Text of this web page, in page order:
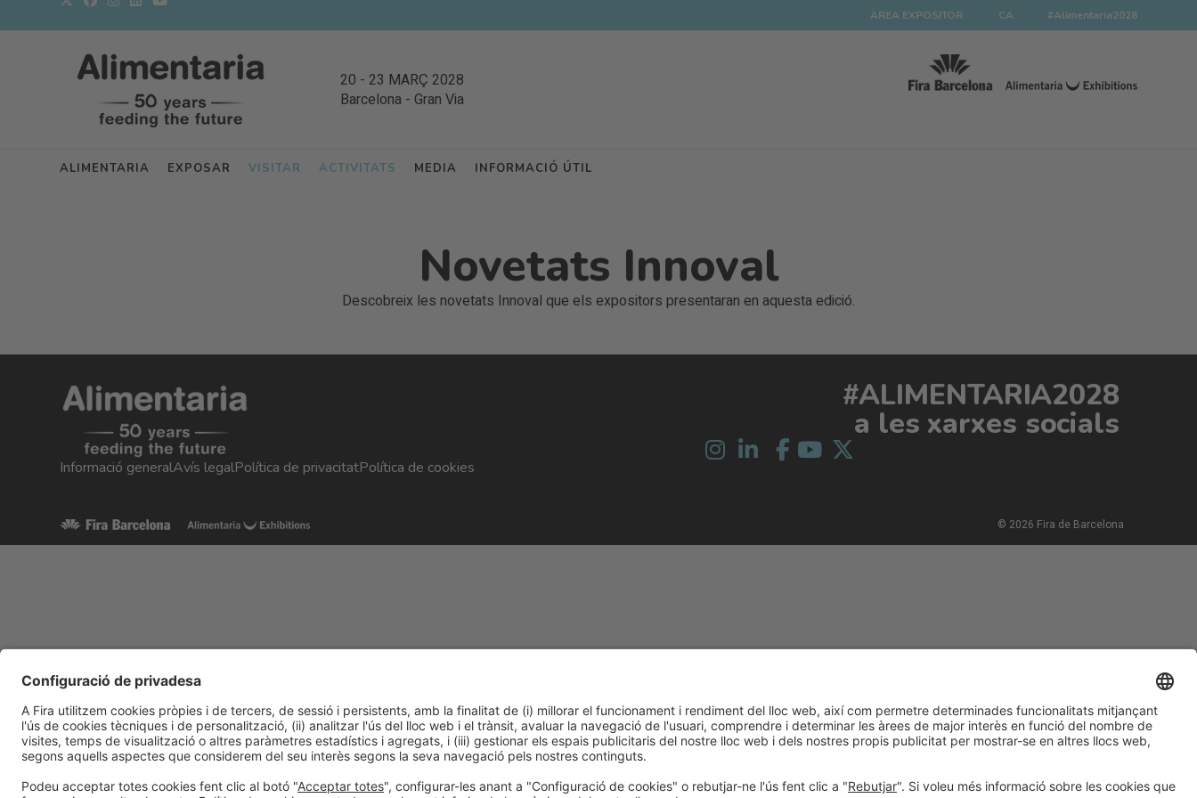
ÀREA EXPOSITOR CA #Alimentaria2028
20 - 23 MARÇ 2028
Barcelona - Gran Via
ALIMENTARIA EXPOSAR VISITAR ACTIVITATS MEDIA INFORMACIÓ ÚTIL
Novetats Innoval
Descobreix les novetats Innoval que els expositors presentaran en aquesta edició.
Informació generalAvís legalPolítica de privacitatPolítica de cookies
#ALIMENTARIA2028
a les xarxes socials
© 2026 Fira de Barcelona